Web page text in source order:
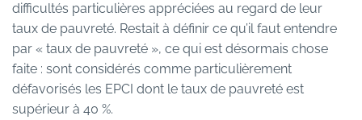
difficultés particulières appréciées au regard de leur
taux de pauvreté. Restait à définir ce qu’il faut entendre
par « taux de pauvreté », ce qui est désormais chose
faite : sont considérés comme particulièrement
défavorisés les EPCI dont le taux de pauvreté est
supérieur à 40 %.